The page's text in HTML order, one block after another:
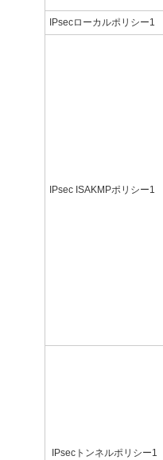
IPsecローカルポリシー1
IPsec ISAKMPポリシー1
IPsecトンネルポリシー1